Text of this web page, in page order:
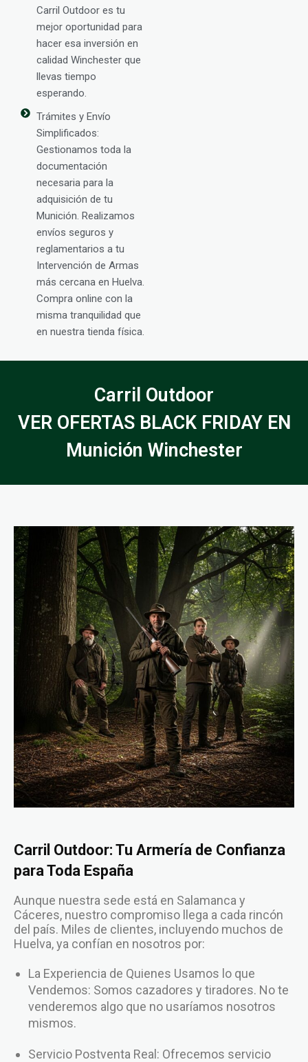
Carril Outdoor es tu
mejor oportunidad para
hacer esa inversión en
calidad Winchester que
llevas tiempo
esperando.
Trámites y Envío
Simplificados:
Gestionamos toda la
documentación
necesaria para la
adquisición de tu
Munición. Realizamos
envíos seguros y
reglamentarios a tu
Intervención de Armas
más cercana en Huelva.
Compra online con la
misma tranquilidad que
en nuestra tienda física.
Carril Outdoor
VER OFERTAS BLACK FRIDAY EN
Munición Winchester
Carril Outdoor: Tu Armería de Confianza
para Toda España
Aunque nuestra sede está en Salamanca y
Cáceres, nuestro compromiso llega a cada rincón
del país. Miles de clientes, incluyendo muchos de
Huelva, ya confían en nosotros por:
La Experiencia de Quienes Usamos lo que
Vendemos: Somos cazadores y tiradores. No te
venderemos algo que no usaríamos nosotros
mismos.
Servicio Postventa Real: Ofrecemos servicio